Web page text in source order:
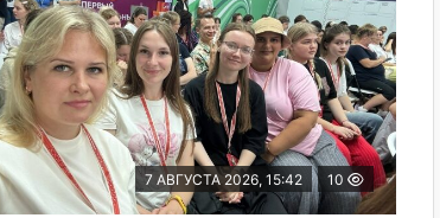
7 АВГУСТА 2026, 15:42 10